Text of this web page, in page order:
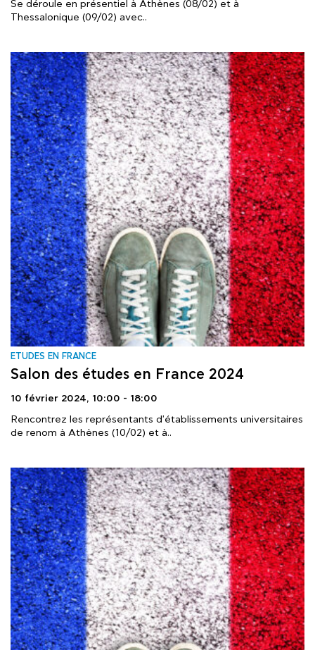
Se déroule en présentiel à Athènes (08/02) et à
Thessalonique (09/02) avec..
ΕTUDES EN FRANCE
Salon des études en France 2024
10 février 2024, 10:00 - 18:00
Rencontrez les représentants d'établissements universitaires
de renom à Athènes (10/02) et à..